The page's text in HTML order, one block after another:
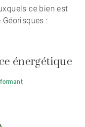
ce bien est
:
énergétique